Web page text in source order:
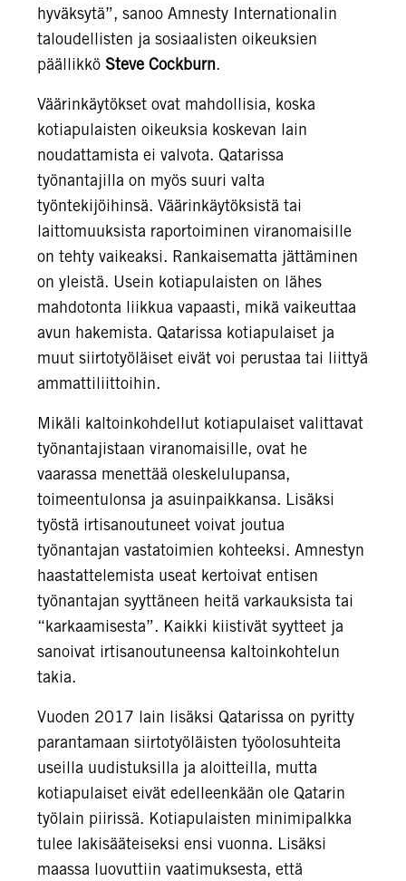
hyväksytä”, sanoo Amnesty Internationalin
taloudellisten ja sosiaalisten oikeuksien
päällikkö Steve Cockburn.
Väärinkäytökset ovat mahdollisia, koska
kotiapulaisten oikeuksia koskevan lain
noudattamista ei valvota. Qatarissa
työnantajilla on myös suuri valta
työntekijöihinsä. Väärinkäytöksistä tai
laittomuuksista raportoiminen viranomaisille
on tehty vaikeaksi. Rankaisematta jättäminen
on yleistä. Usein kotiapulaisten on lähes
mahdotonta liikkua vapaasti, mikä vaikeuttaa
avun hakemista. Qatarissa kotiapulaiset ja
muut siirtotyöläiset eivät voi perustaa tai liittyä
ammattiliittoihin.
Mikäli kaltoinkohdellut kotiapulaiset valittavat
työnantajistaan viranomaisille, ovat he
vaarassa menettää oleskelulupansa,
toimeentulonsa ja asuinpaikkansa. Lisäksi
työstä irtisanoutuneet voivat joutua
työnantajan vastatoimien kohteeksi. Amnestyn
haastattelemista useat kertoivat entisen
työnantajan syyttäneen heitä varkauksista tai
“karkaamisesta”. Kaikki kiistivät syytteet ja
sanoivat irtisanoutuneensa kaltoinkohtelun
takia.
Vuoden 2017 lain lisäksi Qatarissa on pyritty
parantamaan siirtotyöläisten työolosuhteita
useilla uudistuksilla ja aloitteilla, mutta
kotiapulaiset eivät edelleenkään ole Qatarin
työlain piirissä. Kotiapulaisten minimipalkka
tulee lakisääteiseksi ensi vuonna. Lisäksi
maassa luovuttiin vaatimuksesta, että